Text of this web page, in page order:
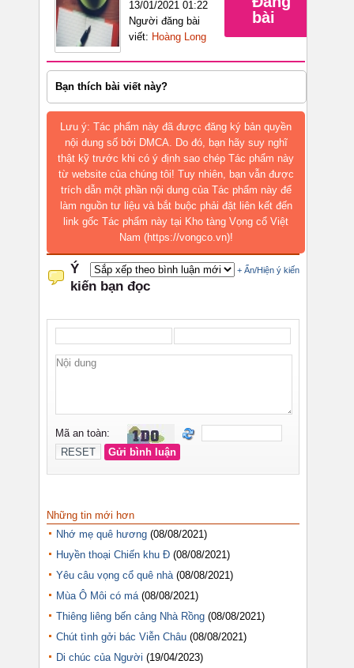
13/01/2021 01:22
Người đăng bài
viết: Hoàng Long
bài
Bạn thích bài viết này?
Lưu ý: Tác phẩm này đã được đăng ký bản quyền
nội dung số bởi DMCA. Do đó, bạn hãy suy nghĩ
thật kỹ trước khi có ý định sao chép Tác phẩm này
từ website của chúng tôi! Tuy nhiên, bạn vẫn được
trích dẫn một phần nội dung của Tác phẩm này để
làm nguồn tư liệu và bắt buộc phải đặt liên kết đến
link gốc Tác phẩm này tại Kho tàng Vọng cổ Việt
Nam (https://vongco.vn)!
Những tin mới hơn
Nhớ mẹ quê hương (08/08/2021)
Huyền thoại Chiến khu Đ (08/08/2021)
Yêu câu vọng cổ quê nhà (08/08/2021)
Mùa Ô Môi có má (08/08/2021)
Thiêng liêng bến cảng Nhà Rồng (08/08/2021)
Chút tình gởi bác Viễn Châu (08/08/2021)
Di chúc của Người (19/04/2023)